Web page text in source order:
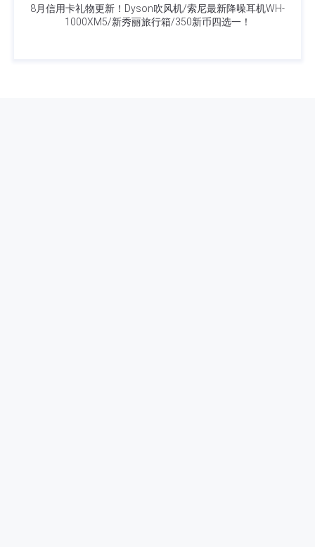
8月信用卡礼物更新！Dyson吹风机/索尼最新降噪耳机WH-
1000XM5/新秀丽旅行箱/350新币四选一！